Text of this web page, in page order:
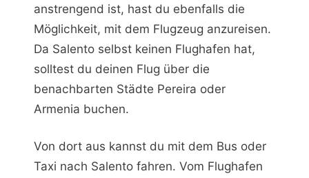
anstrengend ist, hast du ebenfalls die
Möglichkeit, mit dem Flugzeug anzureisen.
Da Salento selbst keinen Flughafen hat,
solltest du deinen Flug über die
benachbarten Städte Pereira oder
Armenia buchen.
Von dort aus kannst du mit dem Bus oder
Taxi nach Salento fahren. Vom Flughafen